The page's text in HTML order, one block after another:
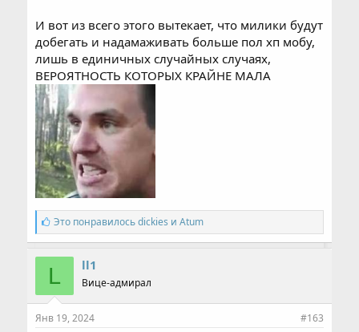
И вот из всего этого вытекает, что милики будут
добегать и надамаживать больше пол хп мобу,
лишь в единичных случайных случаях,
ВЕРОЯТНОСТЬ КОТОРЫХ КРАЙНЕ МАЛА
С
и
м
п
т
и
:
Это понравилосьdickies иAtum
L ll1
Вице-адмирал
Янв 19, 2024 #163